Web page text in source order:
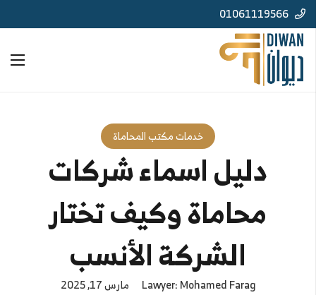
01061119566
خدمات مكتب المحاماة
دليل اسماء شركات
محاماة وكيف تختار
الشركة الأنسب
Lawyer: Mohamed Farag مارس 17, 2025